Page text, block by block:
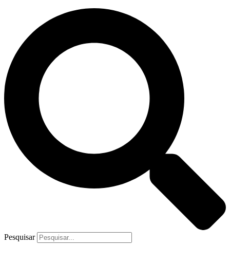
Pesquisar